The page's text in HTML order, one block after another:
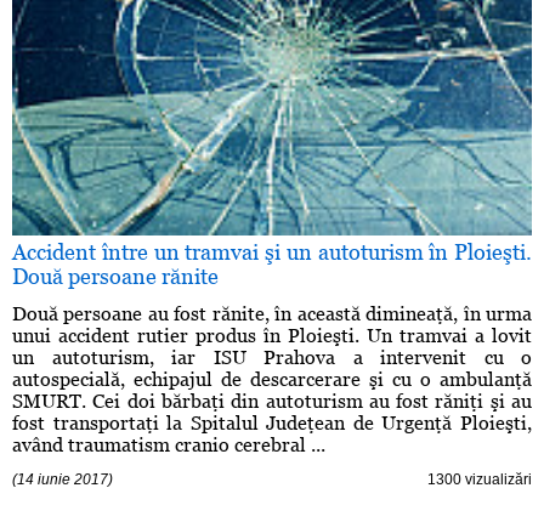
Accident între un tramvai şi un autoturism în Ploieşti.
Două persoane rănite
Două persoane au fost rănite, în această dimineaţă, în urma
unui accident rutier produs în Ploieşti. Un tramvai a lovit
un autoturism, iar ISU Prahova a intervenit cu o
autospecială, echipajul de descarcerare şi cu o ambulanţă
SMURT. Cei doi bărbaţi din autoturism au fost răniţi şi au
fost transportaţi la Spitalul Judeţean de Urgenţă Ploieşti,
având traumatism cranio cerebral ...
(14 iunie 2017) 1300 vizualizări